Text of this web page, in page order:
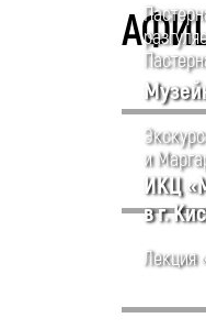
и
ИКЦ
в г.
Лекция